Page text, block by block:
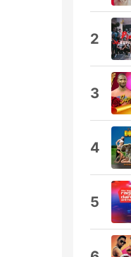
2
3
4
5